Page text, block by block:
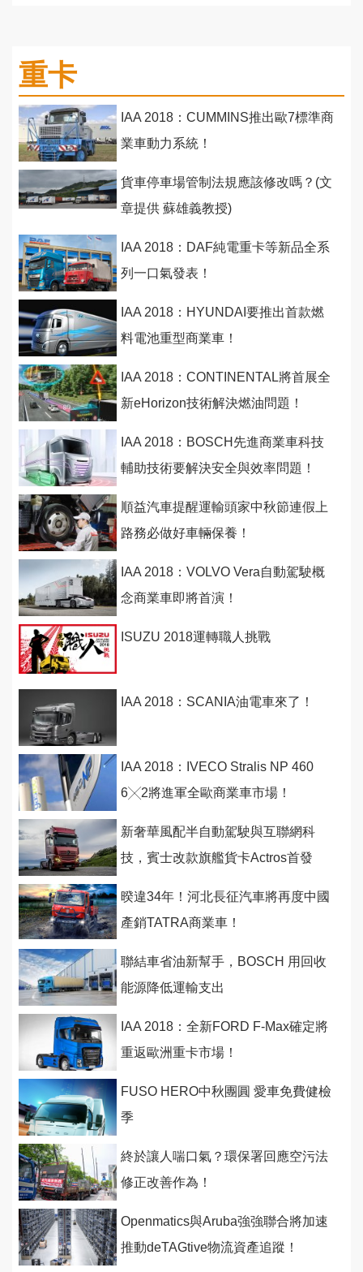
重卡
IAA 2018：CUMMINS推出歐7標準商
業車動力系統！
貨車停車場管制法規應該修改嗎？(文
章提供 蘇雄義教授)
IAA 2018：DAF純電重卡等新品全系
列一口氣發表！
IAA 2018：HYUNDAI要推出首款燃
料電池重型商業車！
IAA 2018：CONTINENTAL將首展全
新eHorizon技術解決燃油問題！
IAA 2018：BOSCH先進商業車科技
輔助技術要解決安全與效率問題！
順益汽車提醒運輸頭家中秋節連假上
路務必做好車輛保養！
IAA 2018：VOLVO Vera自動駕駛概
念商業車即將首演！
ISUZU 2018運轉職人挑戰
IAA 2018：SCANIA油電車來了！
IAA 2018：IVECO Stralis NP 460
6╳2將進軍全歐商業車市場！
新奢華風配半自動駕駛與互聯網科
技，賓士改款旗艦貨卡Actros首發
暌違34年！河北長征汽車將再度中國
產銷TATRA商業車！
聯結車省油新幫手，BOSCH 用回收
能源降低運輸支出
IAA 2018：全新FORD F-Max確定將
重返歐洲重卡市場！
FUSO HERO中秋團圓 愛車免費健檢
季
終於讓人喘口氣？環保署回應空污法
修正改善作為！
Openmatics與Aruba強強聯合將加速
推動deTAGtive物流資產追蹤！